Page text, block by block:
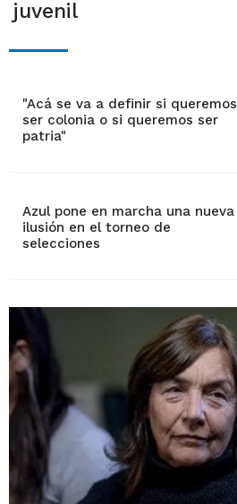
juvenil
"Acá se va a definir si queremos
ser colonia o si queremos ser
patria"
Azul pone en marcha una nueva
ilusión en el torneo de
selecciones